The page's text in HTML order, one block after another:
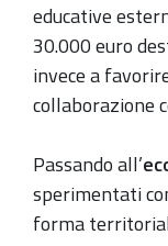
educative
30.000 euro
invece a
collaborazione
Passando all’
sperimentati
forma